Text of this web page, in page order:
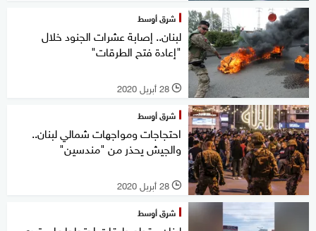
شرق أوسط
لبنان.. إصابة عشرات الجنود خلال
"إعادة فتح الطرقات"
l 28 أبريل 2020
شرق أوسط
احتجاجات ومواجهات شمالي لبنان..
والجيش يحذر من "مندسين"
l 28 أبريل 2020
شرق أوسط